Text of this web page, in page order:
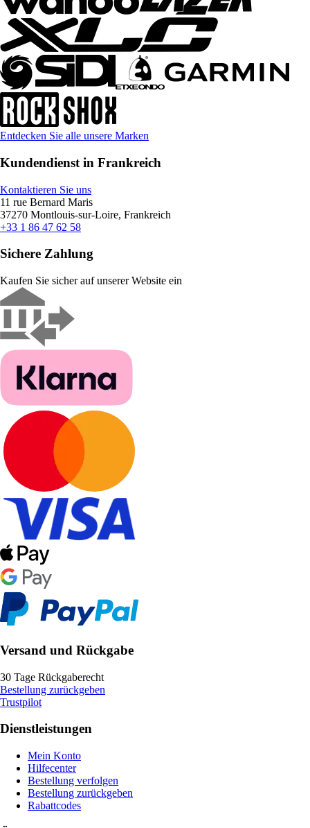
Entdecken Sie alle unsere Marken
Kundendienst in Frankreich
Kontaktieren Sie uns
11 rue Bernard Maris
37270 Montlouis-sur-Loire, Frankreich
+33 1 86 47 62 58
Sichere Zahlung
Kaufen Sie sicher auf unserer Website ein
Versand und Rückgabe
30 Tage Rückgaberecht
Bestellung zurückgeben
Trustpilot
Dienstleistungen
Mein Konto
Hilfecenter
Bestellung verfolgen
Bestellung zurückgeben
Rabattcodes